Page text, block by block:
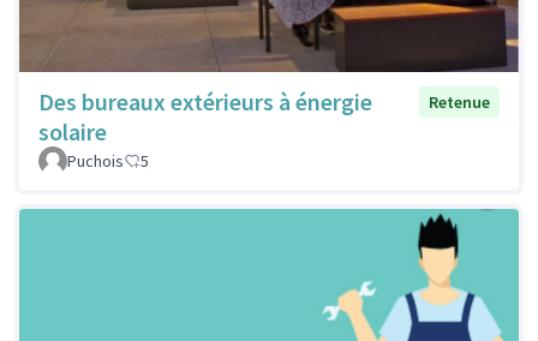
Des bureaux extérieurs à énergie
solaire
Retenue
Puchois 5